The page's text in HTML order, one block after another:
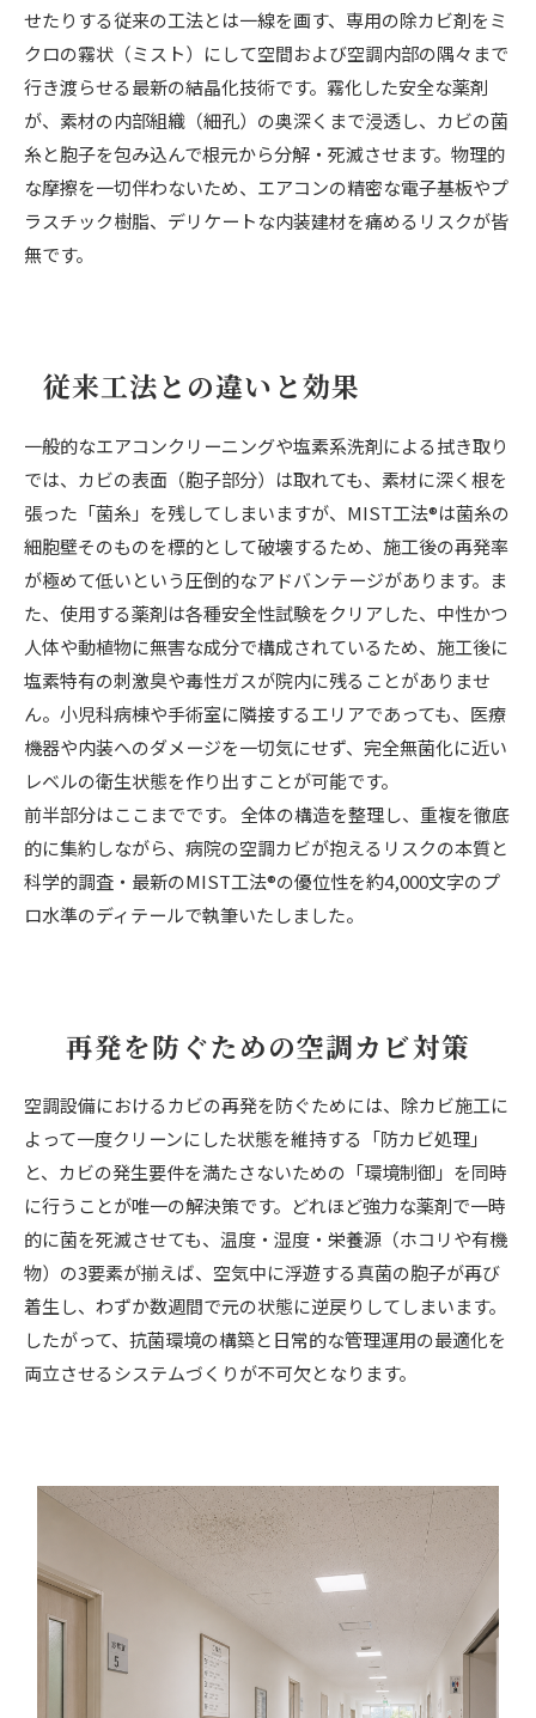
せたりする従来の工法とは一線を画す、専用の除カビ剤をミ
クロの霧状（ミスト）にして空間および空調内部の隅々まで
行き渡らせる最新の結晶化技術です。霧化した安全な薬剤
が、素材の内部組織（細孔）の奥深くまで浸透し、カビの菌
糸と胞子を包み込んで根元から分解・死滅させます。物理的
な摩擦を一切伴わないため、エアコンの精密な電子基板やプ
ラスチック樹脂、デリケートな内装建材を痛めるリスクが皆
無です。
従来工法との違いと効果
一般的なエアコンクリーニングや塩素系洗剤による拭き取り
では、カビの表面（胞子部分）は取れても、素材に深く根を
張った「菌糸」を残してしまいますが、MIST工法®は菌糸の
細胞壁そのものを標的として破壊するため、施工後の再発率
が極めて低いという圧倒的なアドバンテージがあります。ま
た、使用する薬剤は各種安全性試験をクリアした、中性かつ
人体や動植物に無害な成分で構成されているため、施工後に
塩素特有の刺激臭や毒性ガスが院内に残ることがありませ
ん。小児科病棟や手術室に隣接するエリアであっても、医療
機器や内装へのダメージを一切気にせず、完全無菌化に近い
レベルの衛生状態を作り出すことが可能です。
前半部分はここまでです。 全体の構造を整理し、重複を徹底
的に集約しながら、病院の空調カビが抱えるリスクの本質と
科学的調査・最新のMIST工法®の優位性を約4,000文字のプ
ロ水準のディテールで執筆いたしました。
再発を防ぐための空調カビ対策
空調設備におけるカビの再発を防ぐためには、除カビ施工に
よって一度クリーンにした状態を維持する「防カビ処理」
と、カビの発生要件を満たさないための「環境制御」を同時
に行うことが唯一の解決策です。どれほど強力な薬剤で一時
的に菌を死滅させても、温度・湿度・栄養源（ホコリや有機
物）の3要素が揃えば、空気中に浮遊する真菌の胞子が再び
着生し、わずか数週間で元の状態に逆戻りしてしまいます。
したがって、抗菌環境の構築と日常的な管理運用の最適化を
両立させるシステムづくりが不可欠となります。